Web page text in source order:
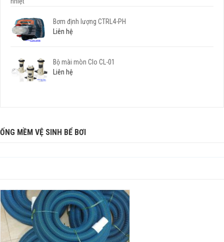
Bơm định lượng CTRL4-PH
Liên hệ
Bộ mài mòn Clo CL-01
Liên hệ
ỐNG MỀM VỆ SINH BỂ BƠI